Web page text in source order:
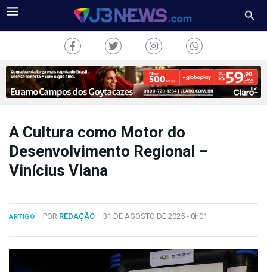
TV
COLUNAS
FALE
Copyright
A Cultura como Motor do
Desenvolvimento Regional –
Vinícius Viana
ARTIGO POR REDAÇÃO 31 DE AGOSTO DE 2025 - 0h01